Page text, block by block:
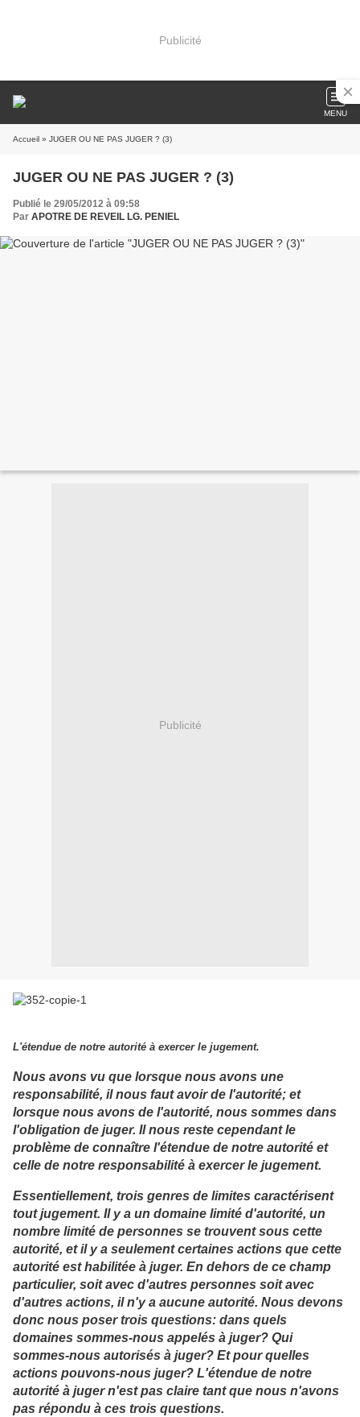
Publicité
MENU
Accueil » JUGER OU NE PAS JUGER ? (3)
JUGER OU NE PAS JUGER ? (3)
Publié le 29/05/2012 à 09:58
Par APOTRE DE REVEIL LG. PENIEL
Publicité
L'étendue de notre autorité à exercer le jugement.
Nous avons vu que lorsque nous avons une
responsabilité, il nous faut avoir de l'autorité; et
lorsque nous avons de l'autorité, nous sommes dans
l'obligation de juger. Il nous reste cependant le
problème de connaître l'étendue de notre autorité et
celle de notre responsabilité à exercer le jugement.
Essentiellement, trois genres de limites caractérisent
tout jugement. Il y a un domaine limité d'autorité, un
nombre limité de personnes se trouvent sous cette
autorité, et il y a seulement certaines actions que cette
autorité est habilitée à juger. En dehors de ce champ
particulier, soit avec d'autres personnes soit avec
d'autres actions, il n'y a aucune autorité. Nous devons
donc nous poser trois questions: dans quels
domaines sommes-nous appelés à juger? Qui
sommes-nous autorisés à juger? Et pour quelles
actions pouvons-nous juger? L'étendue de notre
autorité à juger n'est pas claire tant que nous n'avons
pas répondu à ces trois questions.